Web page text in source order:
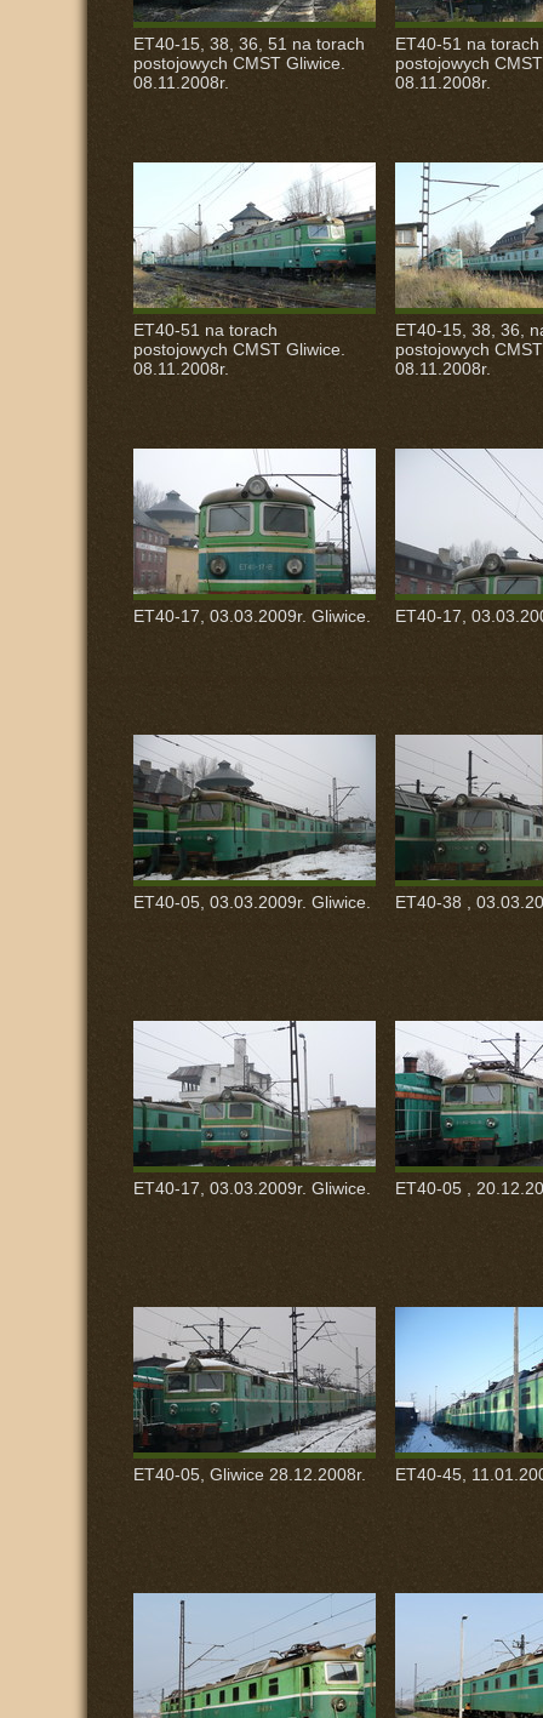
ET40-15, 38, 36, 51 na torach
postojowych CMSTGliwice.
08.11.2008r.
ET40-51 na torach
postojowych CMST
08.11.2008r.
ET40-51 na torach
postojowych CMSTGliwice.
08.11.2008r.
ET40-15, 38, 36,
postojowych CMST
08.11.2008r.
ET40-17, 03.03.2009r. Gliwice. ET40-17,
ET40-05, 03.03.2009r. Gliwice. ET40-38 ,
ET40-17, 03.03.2009r. Gliwice. ET40-05 ,
ET40-05, Gliwice 28.12.2008r. ET40-45,